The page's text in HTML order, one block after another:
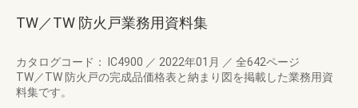
TW／TW 防火戸業務用資料集
カタログコード： IC4900 ／ 2022年01月 ／ 全642ページ
TW／TW 防火戸の完成品価格表と納まり図を掲載した業務用資
料集です。